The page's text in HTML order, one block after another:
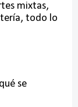
mixtas,
todo lo
se